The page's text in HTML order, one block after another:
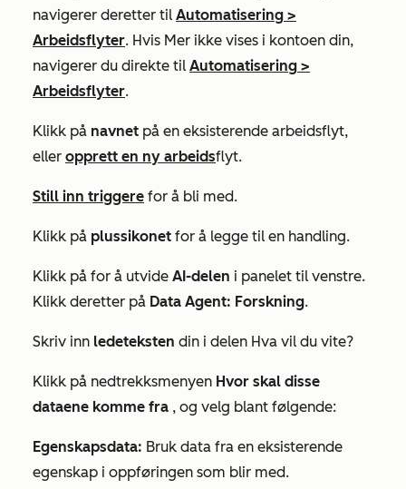
navigerer deretter til Automatisering >
Arbeidsflyter. Hvis Mer ikke vises i kontoen din,
navigerer du direkte til Automatisering >
Arbeidsflyter.
Klikk på navnet på en eksisterende arbeidsflyt,
eller opprett en ny arbeidsflyt.
Still inn triggere for å bli med.
Klikk på plussikonet for å legge til en handling.
Klikk på for å utvide AI-delen i panelet til venstre.
Klikk deretter på Data Agent: Forskning.
Skriv inn ledeteksten din i delen Hva vil du vite?
Klikk på nedtrekksmenyen Hvor skal disse
dataene komme fra , og velg blant følgende:
Egenskapsdata: Bruk data fra en eksisterende
egenskap i oppføringen som blir med.